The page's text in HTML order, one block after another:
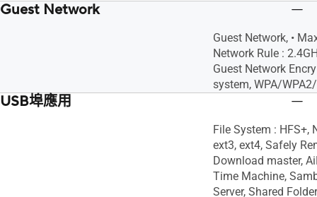
Guest Network
Guest Network, •
Network Rule :
Guest Network
system, WPA/
USB埠應用
File System : HFS+,
ext3, ext4, Safely
Download master,
Time Machine,
Server, Shared